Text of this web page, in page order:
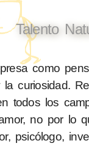
Talento
como
curiosidad.
todos los
no por lo
psicólogo,